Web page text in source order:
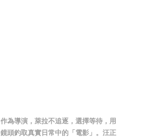
作為導演，萊拉不追逐，選擇等待，用
鏡頭釣取真實日常中的「電影」。汪正